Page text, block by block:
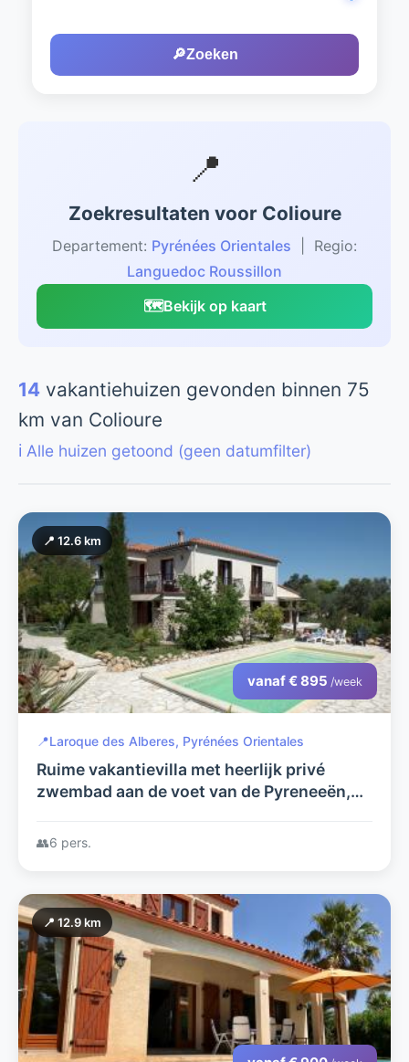
🔎Zoeken
📍
Zoekresultaten voor Colioure
Departement: Pyrénées Orientales | Regio:
Languedoc Roussillon
🗺️Bekijk op kaart
14 vakantiehuizen gevonden binnen 75
km van Colioure
ℹ️ Alle huizen getoond (geen datumfilter)
📍 12.6 km
vanaf € 895 /week
📍Laroque des Alberes, Pyrénées Orientales
Ruime vakantievilla met heerlijk privé
zwembad aan de voet van de Pyreneeën,
👥6 pers.
📍 12.9 km